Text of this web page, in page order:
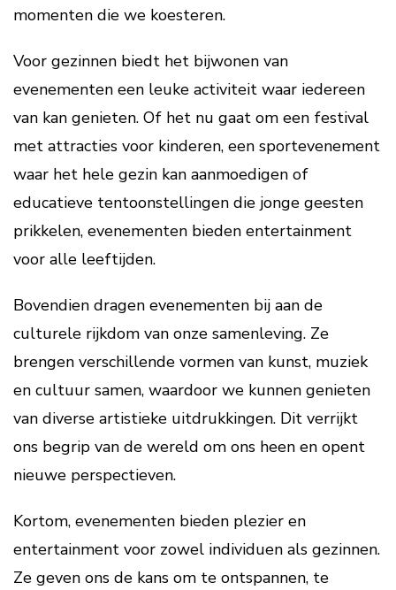
momenten die we koesteren.
Voor gezinnen biedt het bijwonen van
evenementen een leuke activiteit waar iedereen
van kan genieten. Of het nu gaat om een festival
met attracties voor kinderen, een sportevenement
waar het hele gezin kan aanmoedigen of
educatieve tentoonstellingen die jonge geesten
prikkelen, evenementen bieden entertainment
voor alle leeftijden.
Bovendien dragen evenementen bij aan de
culturele rijkdom van onze samenleving. Ze
brengen verschillende vormen van kunst, muziek
en cultuur samen, waardoor we kunnen genieten
van diverse artistieke uitdrukkingen. Dit verrijkt
ons begrip van de wereld om ons heen en opent
nieuwe perspectieven.
Kortom, evenementen bieden plezier en
entertainment voor zowel individuen als gezinnen.
Ze geven ons de kans om te ontspannen, te